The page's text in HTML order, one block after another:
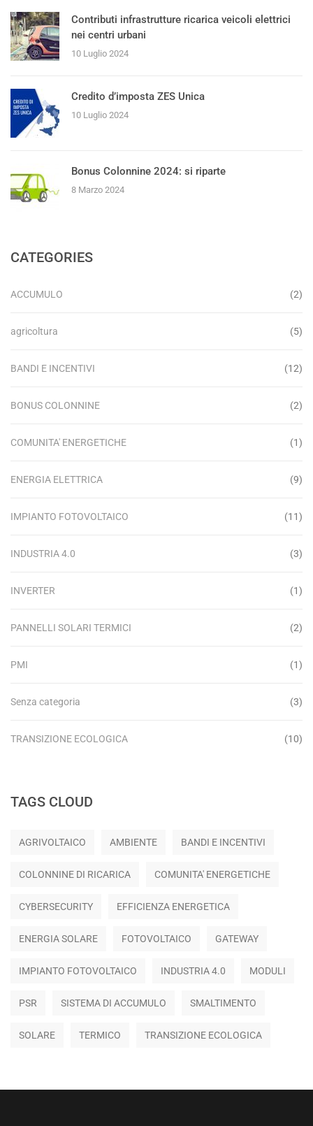
Contributi infrastrutture ricarica veicoli elettrici
nei centri urbani
10 Luglio 2024
Credito d’imposta ZES Unica
10 Luglio 2024
Bonus Colonnine 2024: si riparte
8 Marzo 2024
CATEGORIES
ACCUMULO (2)
agricoltura (5)
BANDI E INCENTIVI (12)
BONUS COLONNINE (2)
COMUNITA' ENERGETICHE (1)
ENERGIA ELETTRICA (9)
IMPIANTO FOTOVOLTAICO (11)
INDUSTRIA 4.0 (3)
INVERTER (1)
PANNELLI SOLARI TERMICI (2)
PMI (1)
Senza categoria (3)
TRANSIZIONE ECOLOGICA (10)
TAGS CLOUD
AGRIVOLTAICO AMBIENTE BANDI E INCENTIVI
COLONNINE DI RICARICA COMUNITA' ENERGETICHE
CYBERSECURITY EFFICIENZA ENERGETICA
ENERGIA SOLARE FOTOVOLTAICO GATEWAY
IMPIANTO FOTOVOLTAICO INDUSTRIA 4.0 MODULI
PSR SISTEMA DI ACCUMULO SMALTIMENTO
SOLARE TERMICO TRANSIZIONE ECOLOGICA